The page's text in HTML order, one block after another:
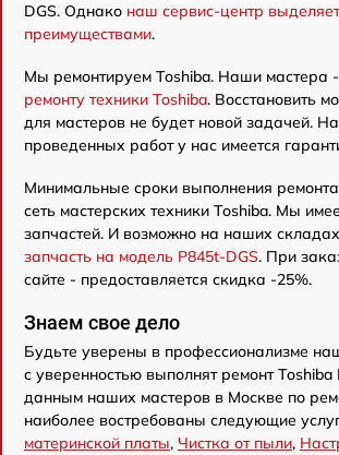
DGS. Однако наш сервис-центр
преимуществами.
Мы ремонтируем Toshiba. Наши мастера -
ремонту техники Toshiba. Восстановить
для мастеров не будет новой задачей.
проведенных работ у нас имеется
Минимальные сроки выполнения
сеть мастерских техники Toshiba. Мы
запчастей. И возможно на наших складах
запчасть на модель P845t-DGS. При
сайте - предоставляется скидка -25%.
Знаем свое дело
Будьте уверены в профессионализме
с уверенностью выполнят ремонт
данным наших мастеров в Москве по
наиболее востребованы следующие
материнской платы, Чистка от пыли,